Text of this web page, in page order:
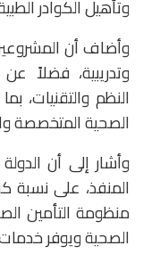
وتأهيل الكوادر
وأضاف أن
وتدريبية، فضلاً
النظم والتقنيات،
الصحية المتخصصة
وأشار إلى أن
المنفذ، على نسبة
منظومة التأمين
الصحية ويوفر